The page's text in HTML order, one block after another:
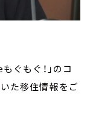
ぐもぐ！」のコ
た移住情報をご